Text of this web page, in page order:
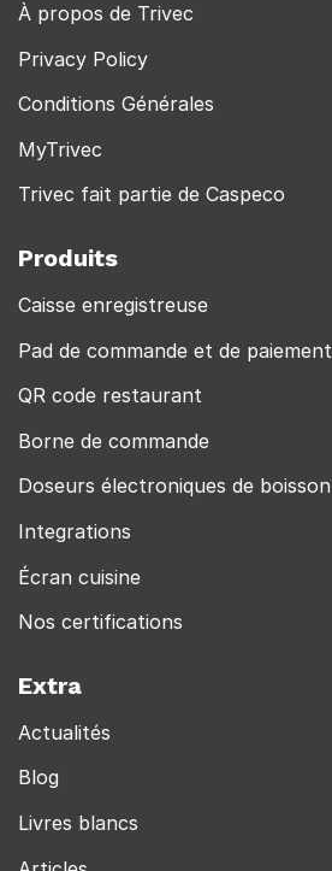
À propos de Trivec
Privacy Policy
Conditions Générales
MyTrivec
Trivec fait partie de Caspeco
Produits
Caisse enregistreuse
Pad de commande et de paiement
QR code restaurant
Borne de commande
Doseurs électroniques de boisson
Integrations
Écran cuisine
Nos certifications
Extra
Actualités
Blog
Livres blancs